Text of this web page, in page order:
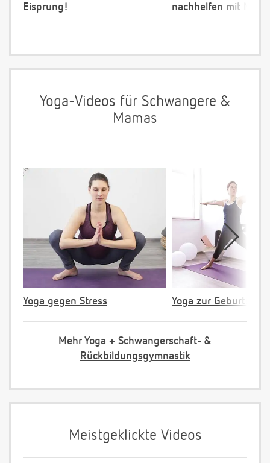
Eisprung!
nachhelfen mit NFP
Yoga-Videos für Schwangere &
Mamas
Yoga gegen Stress Yoga zur
Mehr Yoga + Schwangerschaft- &
Rückbildungsgymnastik
Meistgeklickte Videos